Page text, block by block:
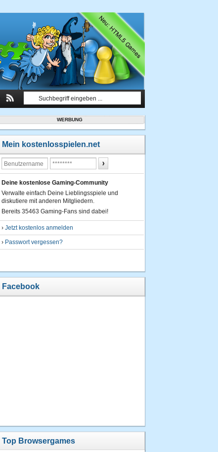
WERBUNG
Mein kostenlosspielen.net
Deine kostenlose Gaming-Community
Verwalte einfach Deine Lieblingsspiele und
diskutiere mit anderen Mitgliedern.
Bereits 35463 Gaming-Fans sind dabei!
› Jetzt kostenlos anmelden
› Passwort vergessen?
Facebook
Top Browsergames